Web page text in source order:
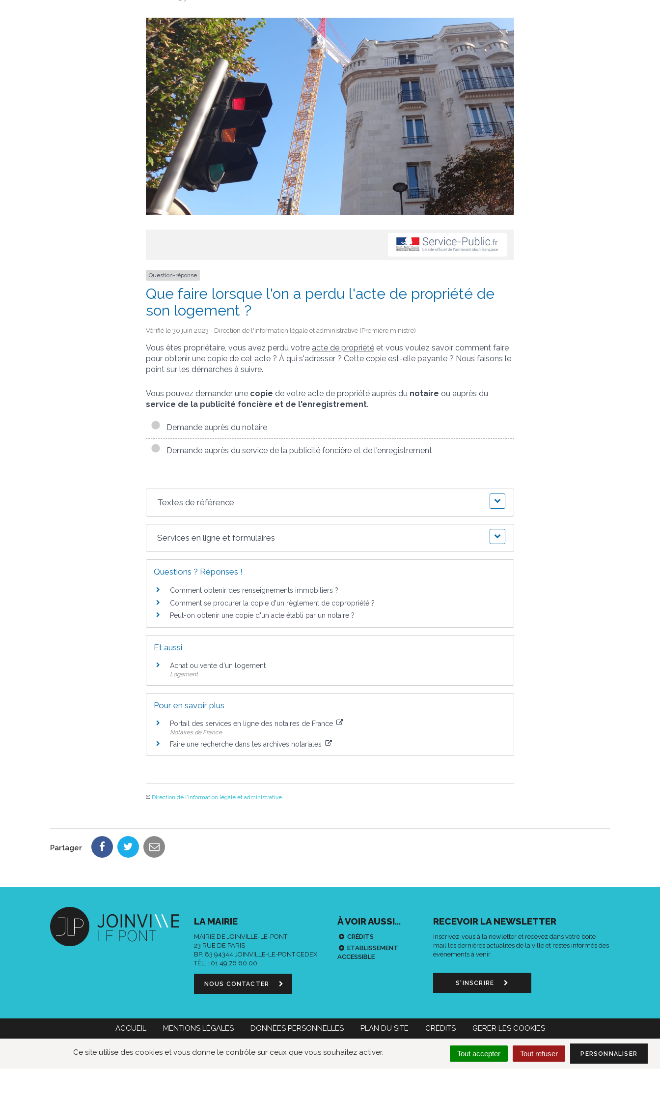
Ce site utilise des cookies et vous donne le contrôle sur ceux que vous souhaitez activer. Tout accepter Tout refuser PERSONNALISER
Question-réponse
Que faire lorsque l'on a perdu l'acte de propriété de
son logement ?
Vérifié le 30 juin 2023 - Direction de l'information légale et administrative (Première ministre)
Vous êtes propriétaire, vous avez perdu votre acte de propriété et vous voulez savoir comment faire
pour obtenir une copie de cet acte ? À qui s'adresser ? Cette copie est-elle payante ? Nous faisons le
point sur les démarches à suivre.
Vous pouvez demander une copie de votre acte de propriété auprès du notaire ou auprès du
service de la publicité foncière et de l'enregistrement.
Demande auprès du notaire
Demande auprès du service de la publicité foncière et de l'enregistrement
Textes de référence
Services en ligne et formulaires
Questions ? Réponses !
Comment obtenir des renseignements immobiliers ?
Comment se procurer la copie d'un règlement de copropriété ?
Peut-on obtenir une copie d'un acte établi par un notaire ?
Et aussi
Achat ou vente d'un logement
Logement
Pour en savoir plus
Portail des services en ligne des notaires de France
Notaires de France
Faire une recherche dans les archives notariales
© Direction de l'information légale et administrative
Partager
LA MAIRIE
MAIRIE DE JOINVILLE-LE-PONT
23 RUE DE PARIS
BP. 83 94344 JOINVILLE-LE-PONT CEDEX
TÉL. : 01 49 76 60 00
NOUS CONTACTER
À VOIR AUSSI...
CRÉDITS
ETABLISSEMENT
ACCESSIBLE
RECEVOIR LA NEWSLETTER
Inscrivez-vous à la newletter et recevez dans votre boîte
mail les dernières actualités de la ville et restés informés des
événements à venir.
S'INSCRIRE
ACCUEIL MENTIONS LÉGALES DONNÉES PERSONNELLES PLAN DU SITE CRÉDITS GERER LES COOKIES
Mairie de Joinville-le-Pont 01 49 76 60 00 Nous contacter MON COMPTE CITOYEN
Lien
vers
Acce-
o